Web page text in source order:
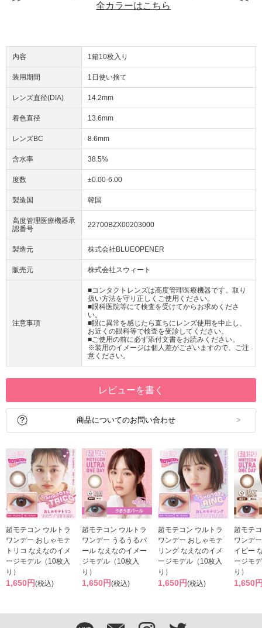
全カラーはこちら
内容 1箱10枚入り
装用期間 1日使い捨て
レンズ直径(DIA) 14.2mm
着色直径 13.6mm
レンズBC 8.6mm
含水率 38.5%
度数 ±0.00-6.00
製造国 韓国
高度管理医療機器承
認番号
22700BZX00203000
製造元 株式会社BLUEOPENER
販売元 株式会社スウィート
注意事項
■コンタクトレンズは高度管理医療機器です。取り
扱い方法を守り正しくご使用ください。
■眼科医院等にて検査を受けてからお求めくださ
い。
■眼に異常を感じたら直ちにレンズ使用を中止し、
お近くの眼科等で検査を受診してください。
■ご使用の前に必ず添付文書をお読みください。
※装用のイメージは個人差がございますので、ご注
意ください。
レビューを書く
商品についてのお問い合わせ
超モテコン ウルトラ
ワンデー おしゃモテ
トリコ なえなのイメ
ージモデル（10枚入
り）
1,650円(税込)
超モテコン ウルトラ
ワンデー うるうるパ
ール なえなのイメー
ジモデル（10枚入
り）
1,650円(税込)
超モテコン ウルトラ
ワンデー おしゃモテ
リング なえなのイメ
ージモデル（10枚入
り）
1,650円(税込)
超モテ
ワンデ
イビー
ージモ
り）
1,650